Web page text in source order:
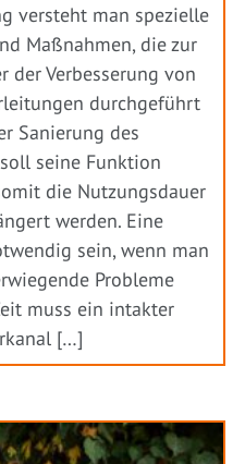
versteht man spezielle
Maßnahmen, die zur
der Verbesserung von
durchgeführt
Sanierung des
seine Funktion
die Nutzungsdauer
werden. Eine
sein, wenn man
Probleme
muss ein intakter
[…]